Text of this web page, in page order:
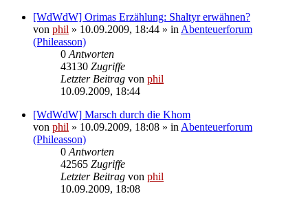
[WdWdW] Orimas Erzählung: Shaltyr erwähnen?
von phil » 10.09.2009, 18:44 » in Abenteuerforum
(Phileasson)
0 Antworten
43130 Zugriffe
Letzter Beitrag von phil
10.09.2009, 18:44
[WdWdW] Marsch durch die Khom
von phil » 10.09.2009, 18:08 » in Abenteuerforum
(Phileasson)
0 Antworten
42565 Zugriffe
Letzter Beitrag von phil
10.09.2009, 18:08